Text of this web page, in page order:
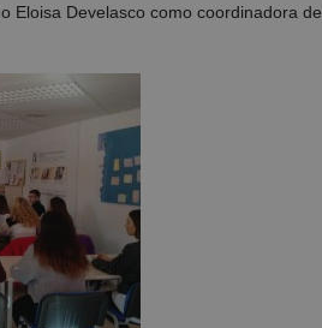
Eloisa Develasco como coordinadora de